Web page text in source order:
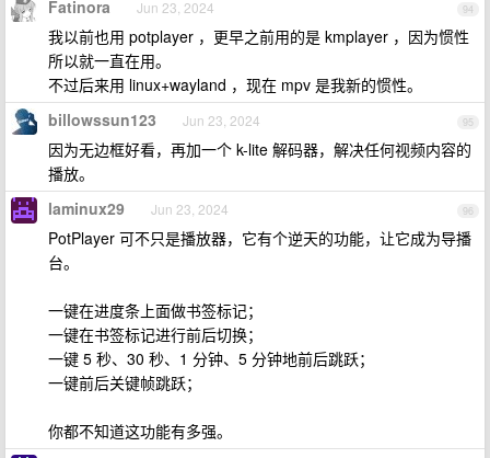
94
Fatinora Jun 23, 2024
我以前也用 potplayer ，更早之前用的是 kmplayer ，因为惯性
所以就一直在用。
不过后来用 linux+wayland ，现在 mpv 是我新的惯性。
95
billowssun123 Jun 23, 2024
因为无边框好看，再加一个 k-lite 解码器，解决任何视频内容的
播放。
96
laminux29 Jun 23, 2024
PotPlayer 可不只是播放器，它有个逆天的功能，让它成为导播
台。
一键在进度条上面做书签标记；
一键在书签标记进行前后切换；
一键 5 秒、30 秒、1 分钟、5 分钟地前后跳跃；
一键前后关键帧跳跃；
你都不知道这功能有多强。